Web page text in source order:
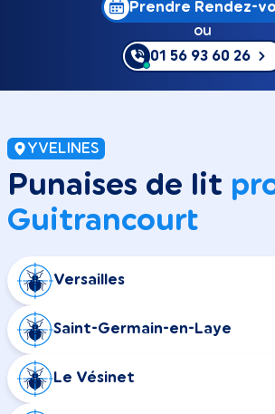
Prendre Rendez-
ou
01 56 93 60 26
YVELINES
Punaises de lit
Guitrancourt
Versailles
Saint-Germain-en-Laye
Le Vésinet